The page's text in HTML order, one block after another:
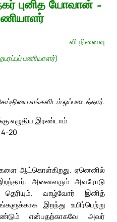
புனித யோவான் –
வி.நினைவு
பணியாளர்)
செய்தியை எங்களிடம் ஒப்படைத்தார்.
எழுதிய இரண்டாம்
20
ஆட்கொள்கிறது. ஏனெனில்
அனைவரும் அவரோடு
வாழ்வோர் இனித்
இறந்து உயிர்பெற்று
என்பதற்காகவே அவர்